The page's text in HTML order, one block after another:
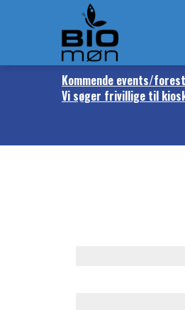
Kommende events/
Vi søger frivillige til